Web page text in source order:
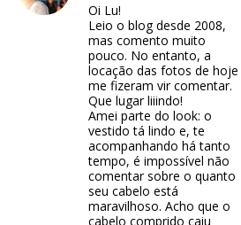
Oi Lu!
Leio o blog desde 2008,
mas comento muito
pouco. No entanto, a
locação das fotos de hoje
me fizeram vir comentar.
Que lugar liiindo!
Amei parte do look: o
vestido tá lindo e, te
acompanhando há tanto
tempo, é impossível não
comentar sobre o quanto
seu cabelo está
maravilhoso. Acho que o
cabelo comprido caiu